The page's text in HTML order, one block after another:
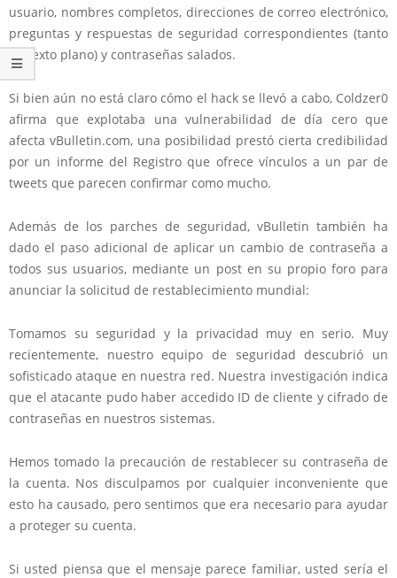
usuario, nombres completos, direcciones de correo electrónico,
preguntas y respuestas de seguridad correspondientes (tanto
en texto plano) y contraseñas salados.
Si bien aún no está claro cómo el hack se llevó a cabo, Coldzer0
afirma que explotaba una vulnerabilidad de día cero que
afecta vBulletin.com, una posibilidad prestó cierta credibilidad
por un informe del Registro que ofrece vínculos a un par de
tweets que parecen confirmar como mucho.
Además de los parches de seguridad, vBulletin también ha
dado el paso adicional de aplicar un cambio de contraseña a
todos sus usuarios, mediante un post en su propio foro para
anunciar la solicitud de restablecimiento mundial:
Tomamos su seguridad y la privacidad muy en serio. Muy
recientemente, nuestro equipo de seguridad descubrió un
sofisticado ataque en nuestra red. Nuestra investigación indica
que el atacante pudo haber accedido ID de cliente y cifrado de
contraseñas en nuestros sistemas.
Hemos tomado la precaución de restablecer su contraseña de
la cuenta. Nos disculpamos por cualquier inconveniente que
esto ha causado, pero sentimos que era necesario para ayudar
a proteger su cuenta.
Si usted piensa que el mensaje parece familiar, usted sería el